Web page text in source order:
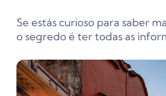
Se estás curioso para saber
o segredo é ter todas as